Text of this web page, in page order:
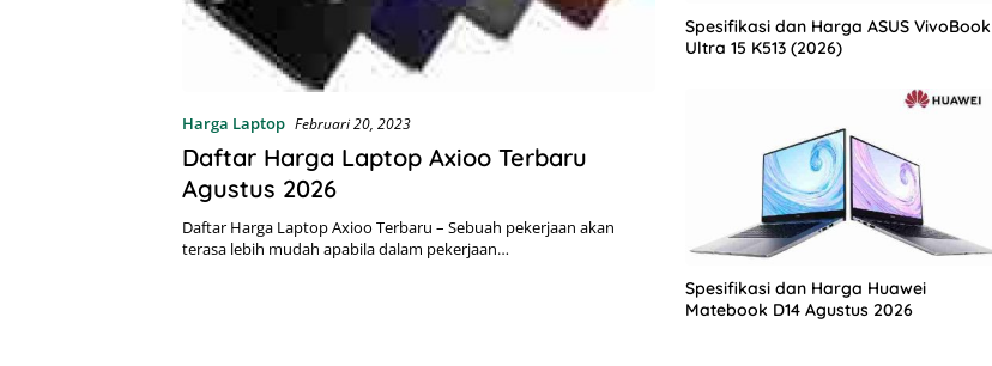
Harga Laptop Februari 20, 2023
Daftar Harga Laptop Axioo Terbaru
Agustus 2026
Daftar Harga Laptop Axioo Terbaru – Sebuah pekerjaan akan
terasa lebih mudah apabila dalam pekerjaan…
Spesifikasi dan Harga ASUS VivoBook
Ultra 15 K513 (2026)
Spesifikasi dan Harga Huawei
Matebook D14 Agustus 2026